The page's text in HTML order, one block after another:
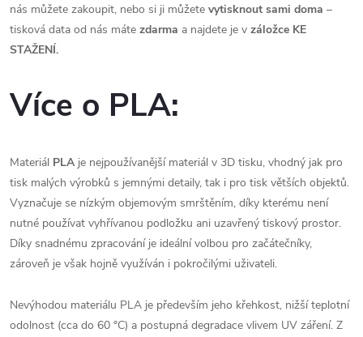
nás můžete zakoupit, nebo si ji můžete vytisknout sami doma –
tisková data od nás máte zdarma a najdete je v záložce KE
STAŽENÍ.
Více o PLA:
Materiál PLAje nejpoužívanější materiál v 3D tisku, vhodný jak pro
tisk malých výrobků s jemnými detaily, tak i pro tisk větších objektů.
Vyznačuje se nízkým objemovým smrštěním, díky kterému není
nutné používat vyhřívanou podložku ani uzavřený tiskový prostor.
Díky snadnému zpracování je ideální volbou pro začátečníky,
zároveň je však hojně využíván i pokročilými uživateli.
Nevýhodou materiálu PLA je především jeho křehkost, nižší teplotní
odolnost (cca do 60 °C) a postupná degradace vlivem UV záření. Z